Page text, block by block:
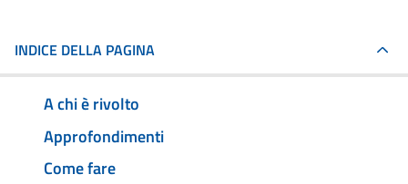
INDICE DELLA PAGINA
A chi è rivolto
Approfondimenti
Come fare